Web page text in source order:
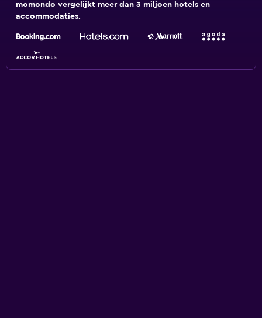
momondo vergelijkt meer dan 3 miljoen hotels en
accommodaties.